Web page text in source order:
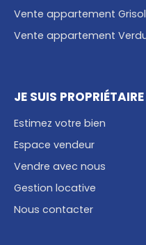
Vente appartement
Vente appartement
JE SUIS PROPRIÉTAIRE
Estimez votre bien
Espace vendeur
Vendre avec nous
Gestion locative
Nous contacter